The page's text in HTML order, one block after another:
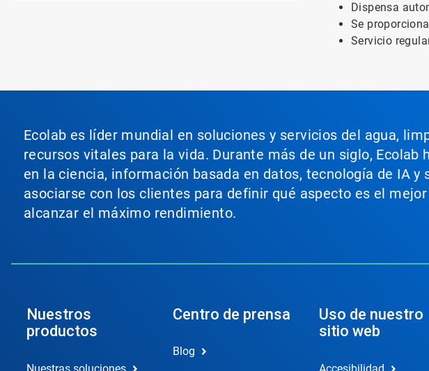
Dispensa
Se
Servicio
Ecolab es líder mundial en soluciones y servicios del agua,
recursos vitales para la vida. Durante más de un siglo,
en la ciencia, información basada en datos, tecnología de IA
asociarse con los clientes para definir qué aspecto es el
alcanzar el máximo rendimiento.
Nuestros
productos
Centro de prensa
Blog
Uso de nuestro
sitio web